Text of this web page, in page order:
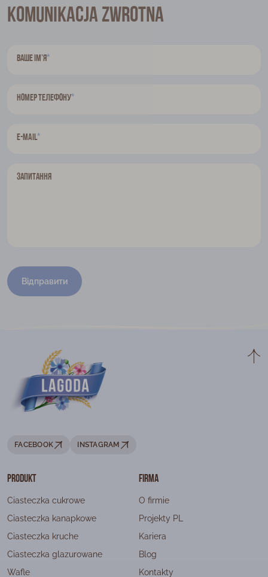
Komunikacja zwrotna
Ваше ім’я*
Номер телефону*
E-mail*
Запитання
Відправити
FACEBOOK INSTAGRAM
Produkt
Ciasteczka cukrowe
Ciasteczka kanapkowe
Ciasteczka kruche
Ciasteczka glazurowane
Wafle
Firma
O firmie
Projekty PL
Kariera
Blog
Kontakty